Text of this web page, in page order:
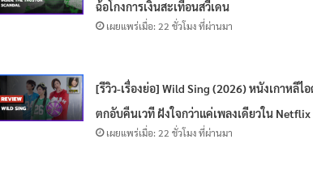
ฉ้อโกงการเงินสะเทือนสวีเดน
เผยแพร่เมื่อ: 22 ชั่วโมง ที่ผ่านมา
[รีวิว-เรื่องย่อ] Wild Sing (2026) หนังเกาหลีไ
ตกอับคืนเวที ฝังใจกว่าแค่เพลงเดียวใน Netflix
เผยแพร่เมื่อ: 22 ชั่วโมง ที่ผ่านมา